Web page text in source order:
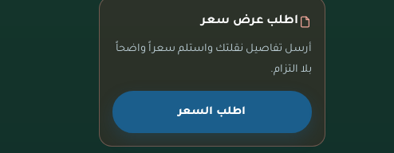
اطلب عرض سعر
أرسل تفاصيل نقلتك واستلم سعراً واضحاً
بلا التزام.
اطلب السعر